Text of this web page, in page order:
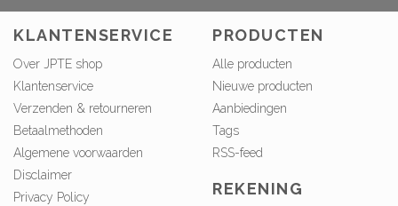
KLANTENSERVICE
Over JPTE shop
Klantenservice
Verzenden & retourneren
Betaalmethoden
Algemene voorwaarden
Disclaimer
Privacy Policy
PRODUCTEN
Alle producten
Nieuwe producten
Aanbiedingen
Tags
RSS-feed
REKENING